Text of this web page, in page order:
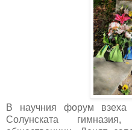
В научния форум взеха
Солунската